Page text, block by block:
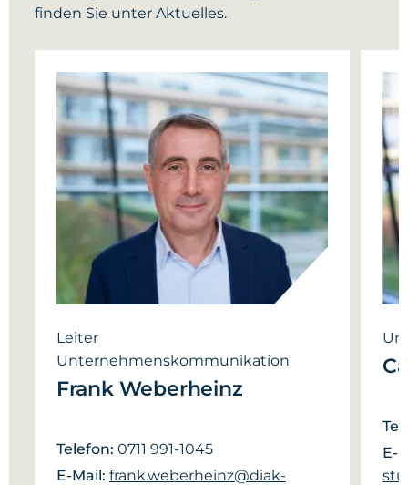
finden Sie unter Aktuelles.
Leiter
Unternehmenskommunikation
Frank Weberheinz
Telefon: 0711 991-1045
E-Mail: frank.weberheinz@diak-
E-